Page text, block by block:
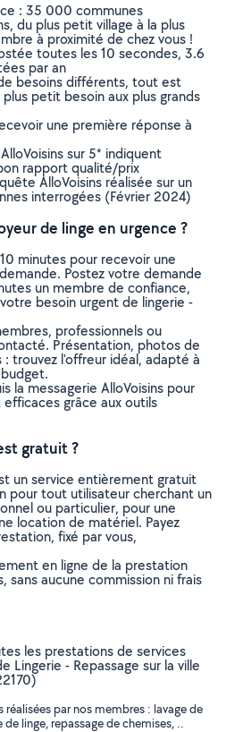
: 35 000 communes
du plus petit village à la plus
à proximité de chez vous !
toutes les 10 secondes, 3.6
par an
besoins différents, tout est
petit besoin aux plus grands
une première réponse à
sur 5* indiquent
rapport qualité/prix
AlloVoisins réalisée sur un
interrogées (Février 2024)
de linge en urgence ?
minutes pour recevoir une
Postez votre demande
un membre de confiance,
besoin urgent de lingerie -
professionnels ou
Présentation, photos de
trouvez l'offreur idéal, adapté à
la messagerie AlloVoisins pour
grâce aux outils
gratuit ?
un service entièrement gratuit
pour tout utilisateur cherchant un
ou particulier, pour une
location de matériel. Payez
fixé par vous,
en ligne de la prestation
sans aucune commission ni frais
les prestations de services
Lingerie - Repassage sur la ville
par nos membres : lavage de
linge, repassage de chemises, ..